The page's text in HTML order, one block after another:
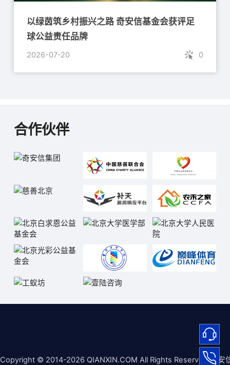
以绿茵筑乡村振兴之路 奇安信基金会获评足
球公益责任品牌
2026-07-20 0
合作伙伴
Copyright © 2014-2026 QIANXIN.COM All Rights Reserved 奇安